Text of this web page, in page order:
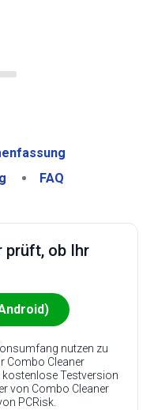
FAQ
prüft, ob Ihr
nutzen zu
Combo Cleaner
kostenlose Testversion
von Combo Cleaner
PCRisk.